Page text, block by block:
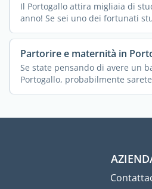
Il Portogallo attira migliaia di
anno! Se sei uno dei fortunati
Partorire e maternità in
Se state pensando di avere un
Portogallo, probabilmente